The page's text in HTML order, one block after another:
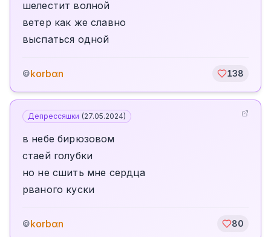
шелестит волной
ветер как же славно
выспаться одной
©korbαn 138
Депрессяшки (27.05.2024)
в небе бирюзовом
стаей голубки
но не сшить мне сердца
рваного куски
©korbαn 80